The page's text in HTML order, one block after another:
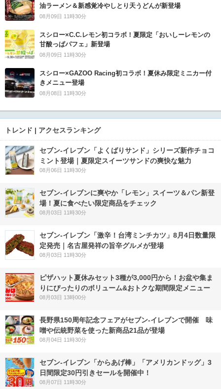
油ラーメン＆新感覚冷やしとり天うどんが新登場
08月09日 11時30分
スシロー×C.C.レモン初コラボ！夏限定「おいしーレモンの
甘酸っぱパフェ」新登場
08月09日 11時30分
スシロー×GAZOO Racing初コラボ！夏休み限定ミニカー付
きメニュー登場
08月08日 11時30分
トレンド | アクセスランキング
セブン‐イレブン「よくばりサンド」シリーズ新作チョコ
ミント登場｜夏限定スイーツサンドの爽快な魅力
08月06日 11時30分
セブン‐イレブンに爽やか「レモン」スイーツ＆パン新登
場！夏に食べたい限定商品をチェック
08月03日 11時30分
セブン-イレブン「激辛！台湾ミンチカツ」8月4日数量限
定発売｜名古屋発祥の旨辛グルメが登場
08月03日 11時30分
ピザハット夏休みセット3種が3,000円から！お盆や集ま
りにぴったりのボリューム&おトクな期間限定メニュー
08月03日 13時00分
長野県150周年記念フェアがセブン-イレブンで開催 味
噌や伝統野菜を使った新商品21品が登場
08月04日 11時30分
セブン‐イレブン「からあげ棒」「アメリカンドッグ」3
日間限定30円引きセールを開催中！
08月07日 11時30分